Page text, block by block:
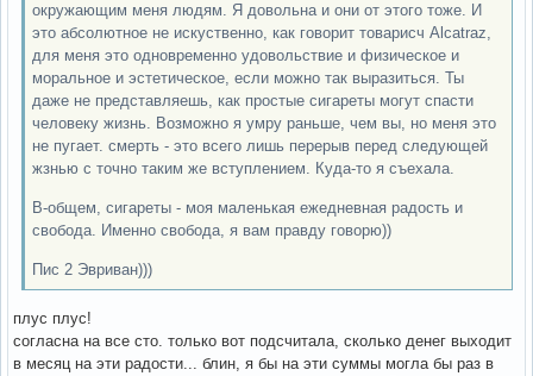
окружающим меня людям. Я довольна и они от этого тоже. И
это абсолютное не искуственно, как говорит товарисч Alcatraz,
для меня это одновременно удовольствие и физическое и
моральное и эстетическое, если можно так выразиться. Ты
даже не представляешь, как простые сигареты могут спасти
человеку жизнь. Возможно я умру раньше, чем вы, но меня это
не пугает. смерть - это всего лишь перерыв перед следующей
жзнью с точно таким же вступлением. Куда-то я съехала.
В-общем, сигареты - моя маленькая ежедневная радость и
свобода. Именно свобода, я вам правду говорю))
Пис 2 Эвриван)))
плус плус!
согласна на все сто. только вот подсчитала, сколько денег выходит
в месяц на эти радости... блин, я бы на эти суммы могла бы раз в